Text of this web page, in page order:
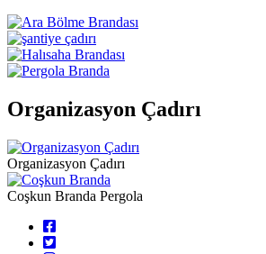
Organizasyon Çadırı
Organizasyon Çadırı
Coşkun Branda Pergola